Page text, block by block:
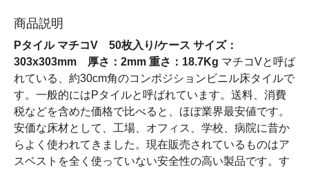
商品説明
Pタイル マチコV 50枚入り/ケース サイズ：
303x303mm 厚さ：2mm 重さ：18.7Kg マチコVと呼ば
れている、約30cm角のコンポジションビニル床タイルで
す。一般的にはPタイルと呼ばれています。送料、消費
税などを含めた価格で比べると、ほぼ業界最安値です。
安価な床材として、工場、オフィス、学校、病院に昔か
らよく使われてきました。現在販売されているものはア
スベストを全く使っていない安全性の高い製品です。す